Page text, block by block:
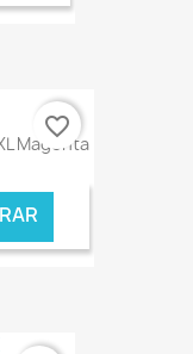
€ ONLINE
Magenta
favorite_border